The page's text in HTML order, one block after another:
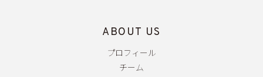
ABOUT US
プロフィール
チーム